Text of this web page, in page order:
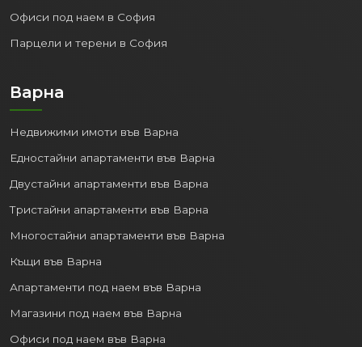
Офиси под наем в София
Парцели и терени в София
Варна
Недвижими имоти във Варна
Едностайни апартаменти във Варна
Двустайни апартаменти във Варна
Тристайни апартаменти във Варна
Многостайни апартаменти във Варна
Къщи във Варна
Апартаменти под наем във Варна
Магазини под наем във Варна
Офиси под наем във Варна